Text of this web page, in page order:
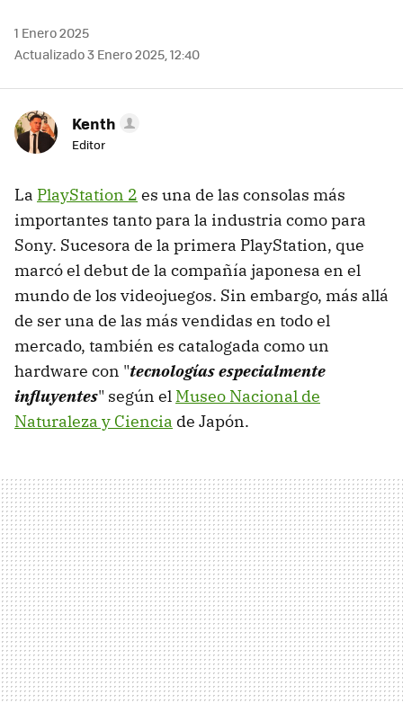
1 Enero 2025
Actualizado 3 Enero 2025, 12:40
Kenth
Editor
La PlayStation 2 es una de las consolas más
importantes tanto para la industria como para
Sony. Sucesora de la primera PlayStation, que
marcó el debut de la compañía japonesa en el
mundo de los videojuegos. Sin embargo, más allá
de ser una de las más vendidas en todo el
mercado, también es catalogada como un
hardware con "tecnologías especialmente
influyentes" según el Museo Nacional de
Naturaleza y Ciencia de Japón.